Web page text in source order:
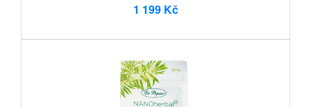
1 199 Kč